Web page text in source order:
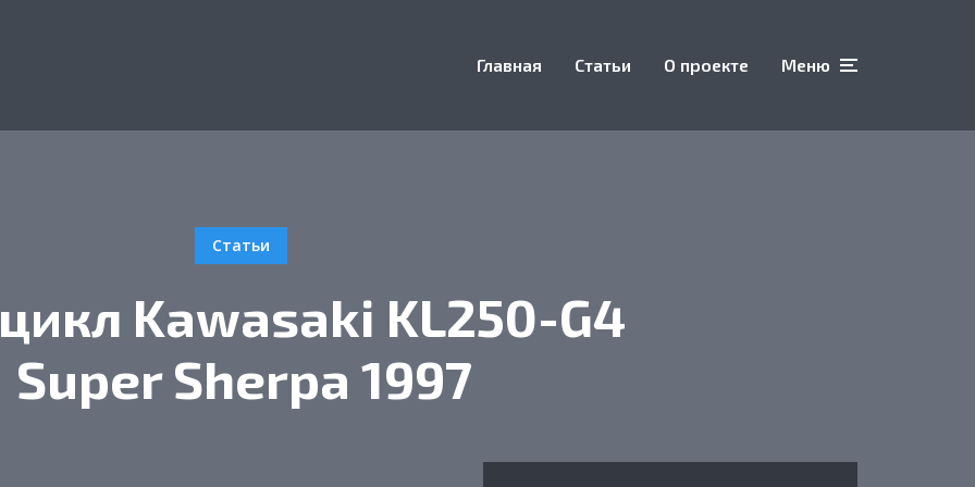
Главная Статьи О проекте Меню
Статьи
Kawasaki KL250-G4
Super Sherpa 1997